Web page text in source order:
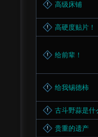
高级床铺
高硬度贴片！
给前辈！
给我锡德柿
古斗野蒜是什
贵重的遗产